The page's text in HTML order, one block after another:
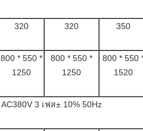
320 320 350
800 * 550 *
1250
800 * 550 *
1250
800 * 550
1520
AC380V 3 เฟส± 10% 50Hz